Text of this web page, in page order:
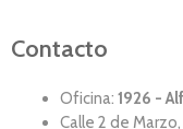
Contacto
Oficina: 1926 -
Calle 2 de